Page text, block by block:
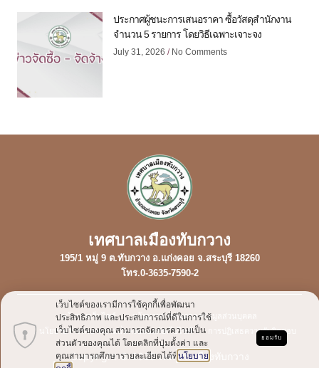
ประกาศผู้ชนะการเสนอราคา ซื้อวัสดุสำนักงาน
จำนวน 5 รายการ โดยวิธีเฉพาะเจาะจง
July 31, 2026 No Comments
เทศบาลเมืองทับกวาง
195/1 หมู่ 9 ต.ทับกวาง อ.แก่งคอย จ.สระบุรี 18260
โทร.0-3635-7590-2
นโยบายเว็บไซต์
นโยบายการคุ้มครองข้อมูลส่วนบุคคล
นโยบายการรักษาความมั่นคงปลอดภัยเว็บไซต์
การปฏิเสธความรับผิดชอบ
Copyright © 2023 เทศบาลเมืองทับกวาง
เว็บไซต์ของเรามีการใช้คุกกี้เพื่อพัฒนา
ประสิทธิภาพ และประสบการณ์ที่ดีในการใช้
เว็บไซต์ของคุณ สามารถจัดการความเป็น
ส่วนตัวของคุณได้ โดยคลิกที่ปุ่มตั้งค่า และ
คุณสามารถศึกษารายละเอียดได้ที่นโยบาย
ยอมรับ